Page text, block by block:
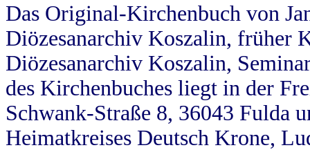
Das Original-Kirchenbuch von
Diözesanarchiv Koszalin, früher
Diözesanarchiv Koszalin,
des Kirchenbuches liegt in der
Schwank-Straße 8, 36043 Fulda
Heimatkreises Deutsch Krone,